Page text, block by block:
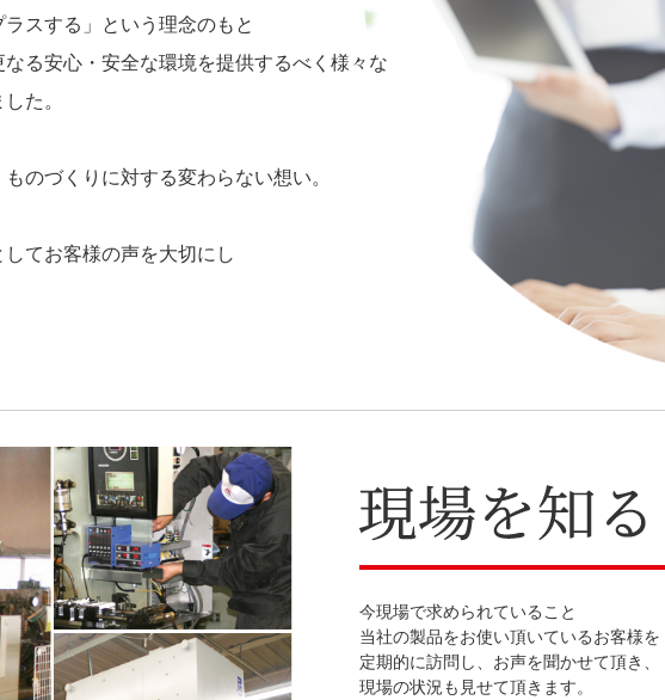
スする」という理念のもと
る安心・安全な環境を提供するべく様々な
た。
のづくりに対する変わらない想い。
てお客様の声を大切にし
今現場で求められていること
当社の製品をお使い頂いているお客様を
定期的に訪問し、お声を聞かせて頂き、
現場の状況も見せて頂きます。